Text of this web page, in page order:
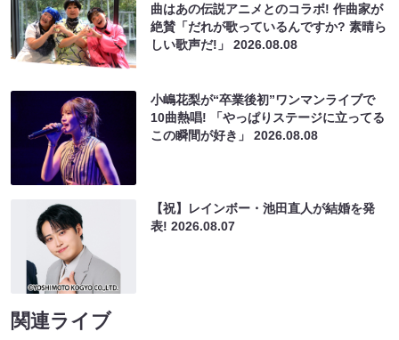
曲はあの伝説アニメとのコラボ! 作曲家が
絶賛「だれが歌っているんですか? 素晴ら
しい歌声だ!」2026.08.08
小嶋花梨が“卒業後初”ワンマンライブで
10曲熱唱! 「やっぱりステージに立ってる
この瞬間が好き」2026.08.08
【祝】レインボー・池田直人が結婚を発
表!2026.08.07
関連ライブ